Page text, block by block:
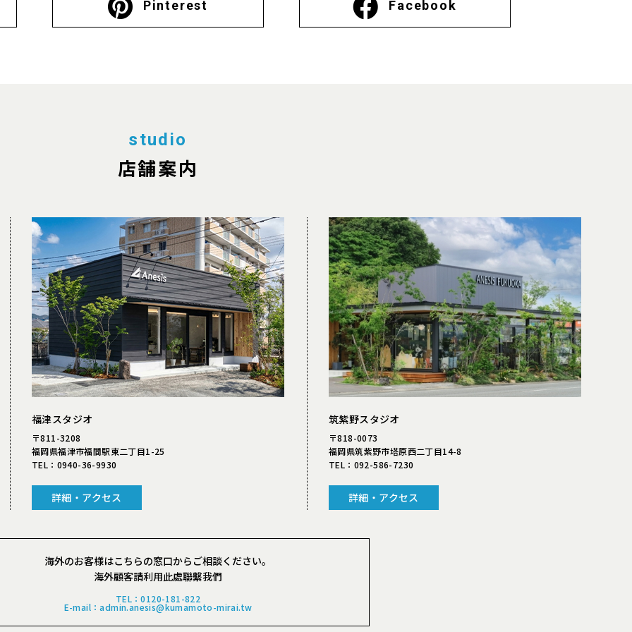
Pinterest Facebook
studio
店舗案内
福津スタジオ
〒811-3208
福岡県福津市福間駅東二丁目1-25
TEL： 0940-36-9930
詳細・アクセス
筑紫野スタジオ
〒818-0073
福岡県筑紫野市塔原西二丁目14-8
TEL： 092-586-7230
詳細・アクセス
海外のお客様はこちらの窓口からご相談ください。
海外顧客請利用此處聯繫我們
TEL：0120-181-822
E-mail ：admin.anesis@kumamoto-mirai.tw